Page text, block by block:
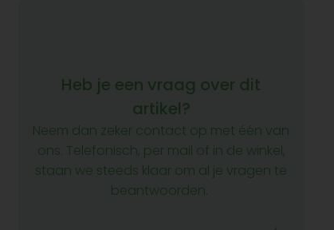
Heb je een vraag over dit
artikel?
Neem dan zeker contact op met één van
ons. Telefonisch, per mail of in de winkel,
staan we steeds klaar om al je vragen te
beantwoorden.